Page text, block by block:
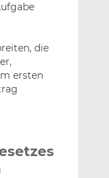
die
ersten